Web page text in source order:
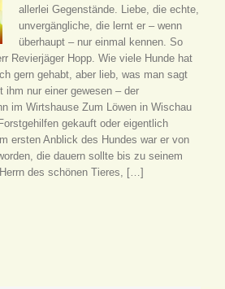
allerlei Gegenstände. Liebe, die echte,
unvergängliche, die lernt er – wenn
überhaupt – nur einmal kennen. So
Revierjäger Hopp. Wie viele Hunde hat
gern gehabt, aber lieb, was man sagt
ihm nur einer gewesen – der
im Wirtshause Zum Löwen in Wischau
gekauft oder eigentlich
ersten Anblick des Hundes war er von
die dauern sollte bis zu seinem
des schönen Tieres, […]